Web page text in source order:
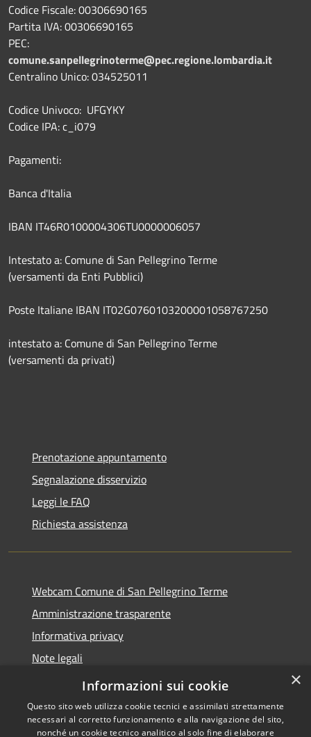
Codice Fiscale: 00306690165
Partita IVA: 00306690165
PEC:
comune.sanpellegrinoterme@pec.regione.lombardia.it
Centralino Unico: 034525011
Codice Univoco: UFGYKY
Codice IPA: c_i079
Pagamenti:
Banca d'Italia
IBAN IT46R0100004306TU0000006057
Intestato a: Comune di San Pellegrino Terme
(versamenti da Enti Pubblici)
Poste Italiane IBAN IT02G0760103200001058767250
intestato a: Comune di San Pellegrino Terme
(versamenti da privati)
Prenotazione appuntamento
Segnalazione disservizio
Leggi le FAQ
Richiesta assistenza
Webcam Comune di San Pellegrino Terme
Amministrazione trasparente
Informativa privacy
Note legali
Dichiarazione di accessibilità
×
Informazioni sui cookie
Questo sito web utilizza cookie tecnici e assimilati strettamente
necessari al corretto funzionamento e alla navigazione del sito,
nonché un cookie tecnico analitico al solo fine di elaborare